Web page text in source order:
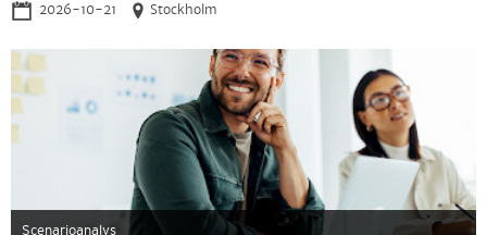
2026-10-21 Stockholm
Scenarioanalys